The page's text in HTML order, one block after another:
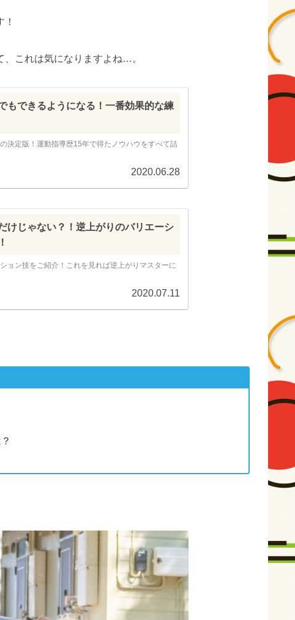
これは気になりますよね…。
もできるようになる！一番効果的な練
決定版！運動指導歴15年で得たノウハウをすべて詰
2020.06.28
けじゃない？！逆上がりのバリエーシ
ョン技をご紹介！これを見れば逆上がりマスターに
2020.07.11